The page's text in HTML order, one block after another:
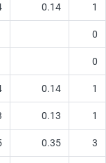
0.14 1
0
0
0.14 1
0.13 1
0.35 3